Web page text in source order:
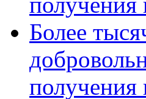
Более
получения